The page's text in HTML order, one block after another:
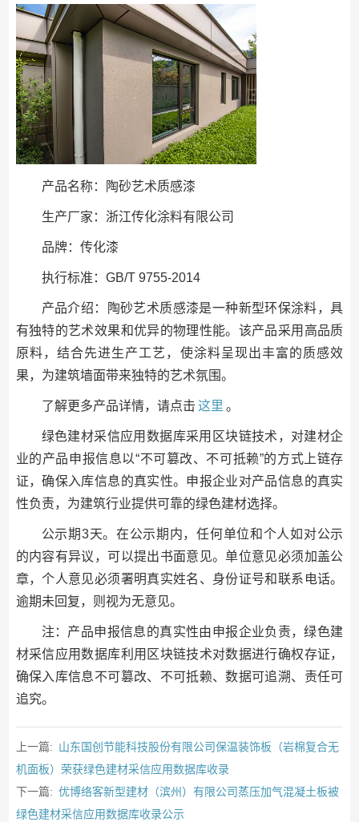
产品名称：陶砂艺术质感漆
生产厂家：浙江传化涂料有限公司
品牌：传化漆
执行标准：GB/T 9755-2014
产品介绍：陶砂艺术质感漆是一种新型环保涂料，具
有独特的艺术效果和优异的物理性能。该产品采用高品质
原料，结合先进生产工艺，使涂料呈现出丰富的质感效
果，为建筑墙面带来独特的艺术氛围。
了解更多产品详情，请点击 这里 。
绿色建材采信应用数据库采用区块链技术，对建材企
业的产品申报信息以“不可篡改、不可抵赖”的方式上链存
证，确保入库信息的真实性。申报企业对产品信息的真实
性负责，为建筑行业提供可靠的绿色建材选择。
公示期3天。在公示期内，任何单位和个人如对公示
的内容有异议，可以提出书面意见。单位意见必须加盖公
章，个人意见必须署明真实姓名、身份证号和联系电话。
逾期未回复，则视为无意见。
注：产品申报信息的真实性由申报企业负责，绿色建
材采信应用数据库利用区块链技术对数据进行确权存证，
确保入库信息不可篡改、不可抵赖、数据可追溯、责任可
追究。
上一篇: 山东国创节能科技股份有限公司保温装饰板（岩棉复合无
机面板）荣获绿色建材采信应用数据库收录
下一篇: 优博络客新型建材（滨州）有限公司蒸压加气混凝土板被
绿色建材采信应用数据库收录公示